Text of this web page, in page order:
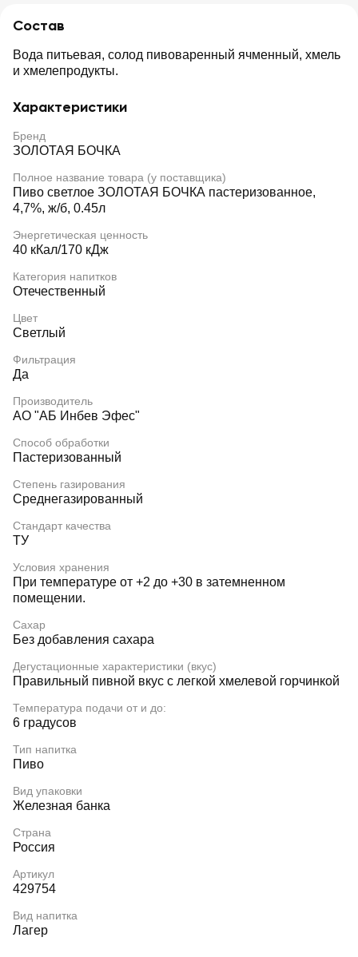
Состав
Вода питьевая, солод пивоваренный ячменный, хмель
и хмелепродукты.
Характеристики
Бренд
ЗОЛОТАЯ БОЧКА
Полное название товара (у поставщика)
Пиво светлое ЗОЛОТАЯ БОЧКА пастеризованное,
4,7%, ж/б, 0.45л
Энергетическая ценность
40 кКал/170 кДж
Категория напитков
Отечественный
Цвет
Светлый
Фильтрация
Да
Производитель
АО "АБ Инбев Эфес"
Способ обработки
Пастеризованный
Степень газирования
Среднегазированный
Стандарт качества
ТУ
Условия хранения
При температуре от +2 до +30 в затемненном
помещении.
Сахар
Без добавления сахара
Дегустационные характеристики (вкус)
Правильный пивной вкус с легкой хмелевой горчинкой
Температура подачи от и до:
6 градусов
Тип напитка
Пиво
Вид упаковки
Железная банка
Страна
Россия
Артикул
429754
Вид напитка
Лагер